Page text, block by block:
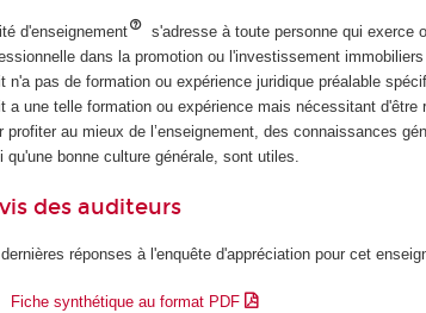
d'enseignement
s'adresse à toute personne qui exerce
dans la promotion ou l'investissement
n'a pas de formation ou expérience juridique préalable
a une telle formation ou expérience mais nécessitant d'être
profiter au mieux de l’enseignement, des connaissances
qu'une bonne culture générale, sont utiles.
des auditeurs
réponses à l'enquête d'appréciation pour cet
Fiche synthétique au format PDF